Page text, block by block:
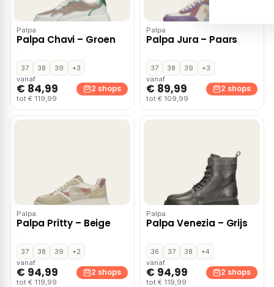
Palpa
Palpa Chavi – Groen
37 38 39
+3
vanaf
€ 84,99
tot € 119,99
2 shops
Palpa
Palpa Jura – Paars
37 38 39
+3
vanaf
€ 89,99
tot € 109,99
2 shops
Palpa
Palpa Pritty – Beige
37 38 39
+2
vanaf
€ 94,99
tot € 119,99
2 shops
Palpa
Palpa Venezia – Grijs
36 37 38
+4
vanaf
€ 94,99
tot € 119,99
2 shops